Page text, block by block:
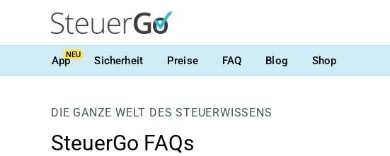
AppNEU Sicherheit Preise FAQ Blog Shop
DIE GANZE WELT DES STEUERWISSENS
SteuerGo FAQs